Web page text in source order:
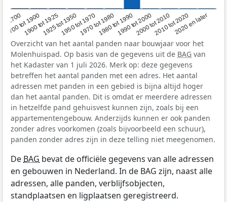
1700
1700 tot 1900
1900 tot 19251925 tot 19501950 tot 19701970 tot 19801980 tot 19901990 tot 20002000 tot 20102010 tot 20202020 en later
Overzicht van het aantal panden naar bouwjaar voor het
Molenhuispad. Op basis van de gegevens uit de BAG van
het Kadaster van 1 juli 2026. Merk op: deze gegevens
betreffen het aantal panden met een adres. Het aantal
adressen met panden in een gebied is bijna altijd hoger
dan het aantal panden. Dit is omdat er meerdere adressen
in hetzelfde pand gehuisvest kunnen zijn, zoals bij een
appartementengebouw. Anderzijds kunnen er ook panden
zonder adres voorkomen (zoals bijvoorbeeld een schuur),
panden zonder adres zijn in deze telling niet meegenomen.
De BAG bevat de officiële gegevens van alle adressen
en gebouwen in Nederland. In de BAG zijn, naast alle
adressen, alle panden, verblijfsobjecten,
standplaatsen en ligplaatsen geregistreerd.